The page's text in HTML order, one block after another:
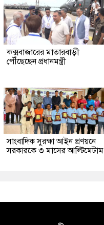
কক্সবাজারের মাতারবাড়ী
পৌঁছেছেন প্রধানমন্ত্রী
সাংবাদিক সুরক্ষা আইন প্রণয়নে
সরকারকে ৩ মাসের আল্টিমেটাম